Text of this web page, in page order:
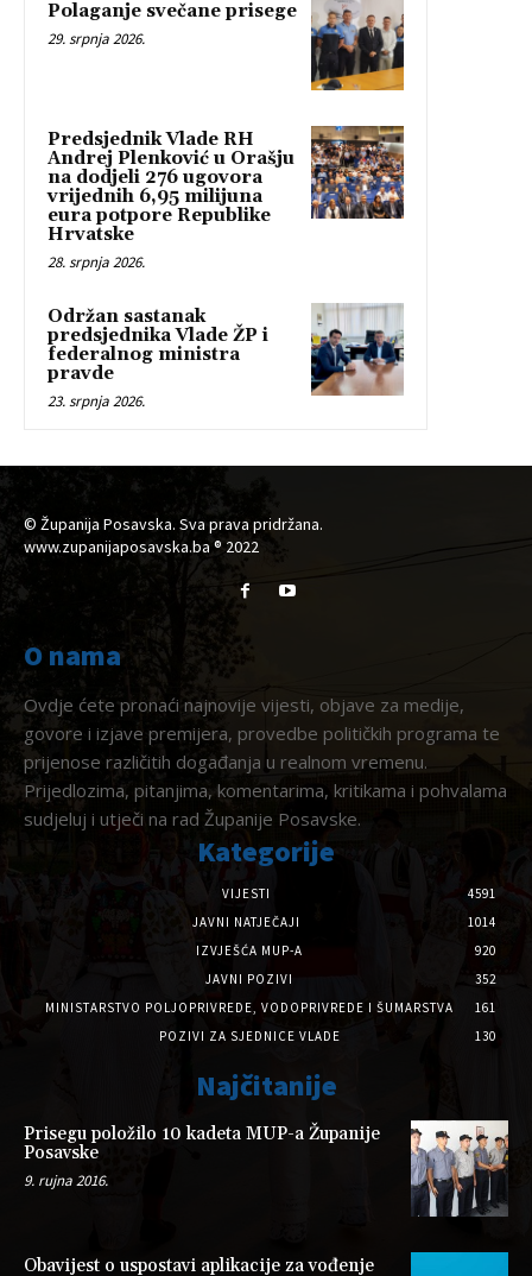
Polaganje svečane prisege
29. srpnja 2026.
Predsjednik Vlade RH
Andrej Plenković u Orašju
na dodjeli 276 ugovora
vrijednih 6,95 milijuna
eura potpore Republike
Hrvatske
28. srpnja 2026.
Održan sastanak
predsjednika Vlade ŽP i
federalnog ministra
pravde
23. srpnja 2026.
© Županija Posavska. Sva prava pridržana.
www.zupanijaposavska.ba ® 2022
O nama
Ovdje ćete pronaći najnovije vijesti, objave za medije,
govore i izjave premijera, provedbe političkih programa te
prijenose različitih događanja u realnom vremenu.
Prijedlozima, pitanjima, komentarima, kritikama i pohvalama
sudjeluj i utječi na rad Županije Posavske.
Kategorije
VIJESTI
4591
JAVNI NATJEČAJI
1014
IZVJEŠĆA MUP-A
920
JAVNI POZIVI
352
MINISTARSTVO POLJOPRIVREDE, VODOPRIVREDE I ŠUMARSTVA
161
POZIVI ZA SJEDNICE VLADE
130
Najčitanije
Prisegu položilo 10 kadeta MUP-a Županije
Posavske
9. rujna 2016.
Obavijest o uspostavi aplikacije za vođenje